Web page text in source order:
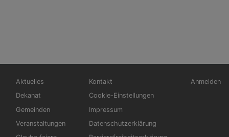
Hauptnavigation
Aktuelles
Dekanat
Gemeinden
Veranstaltungen
Fußbereichsmenü
Kontakt
Cookie-Einstellungen
Impressum
Datenschutzerklärung
Anmelden